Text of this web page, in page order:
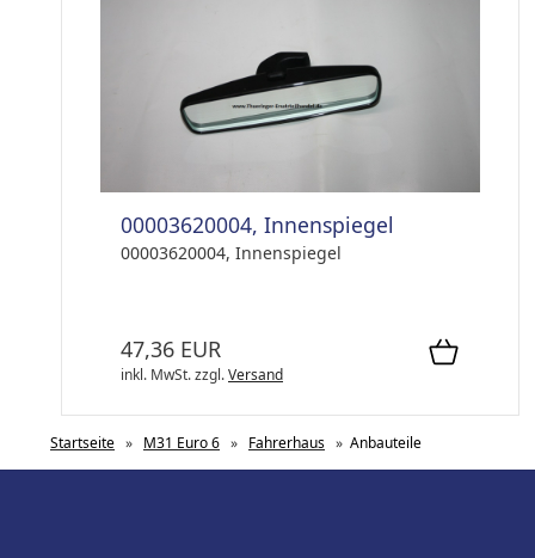
00003620004, Innenspiegel
00003620004, Innenspiegel
47,36 EUR
inkl. MwSt.zzgl.Versand
Startseite » M31 Euro 6 » Fahrerhaus » Anbauteile